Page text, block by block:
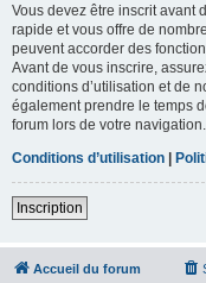
Vous devez être inscrit avant
rapide et vous offre de
peuvent accorder des
Avant de vous inscrire,
conditions d’utilisation et de
également prendre le temps
forum lors de votre navigation.
Conditions d’utilisation |
Inscription
Accueil du forum